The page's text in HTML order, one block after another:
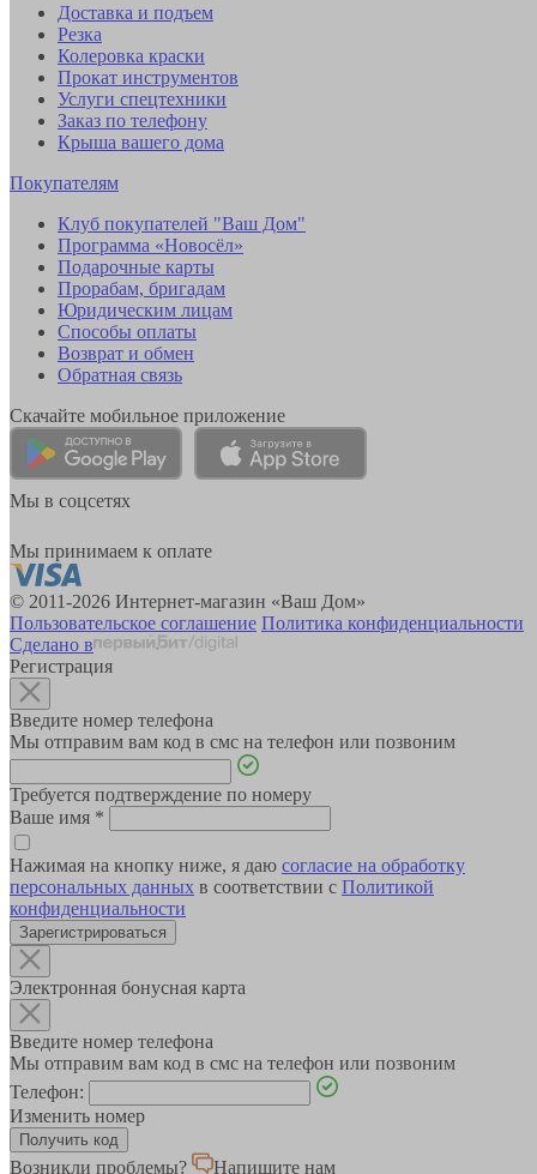
Доставка и подъем
Резка
Колеровка краски
Прокат инструментов
Услуги спецтехники
Заказ по телефону
Крыша вашего дома
Покупателям
Клуб покупателей "Ваш Дом"
Программа «Новосёл»
Подарочные карты
Прорабам, бригадам
Юридическим лицам
Способы оплаты
Возврат и обмен
Обратная связь
Скачайте мобильное приложение
Мы в соцсетях
Мы принимаем к оплате
© 2011-2026 Интернет-магазин «Ваш Дом»
Пользовательское соглашение Политика конфиденциальности
Сделано в
Регистрация
Введите номер телефона
Мы отправим вам код в смс на телефон или позвоним
Требуется подтверждение по номеру
Ваше имя *
Нажимая на кнопку ниже, я даю согласие на обработку
персональных данных в соответствии с Политикой
конфиденциальности
Зарегистрироваться
Электронная бонусная карта
Введите номер телефона
Мы отправим вам код в смс на телефон или позвоним
Телефон:
Изменить номер
Возникли проблемы? Напишите нам